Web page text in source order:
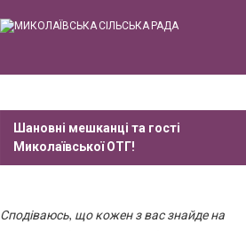
Шановні мешканці та гості
Миколаївської ОТГ!
Сподіваюсь, що кожен з вас знайде на